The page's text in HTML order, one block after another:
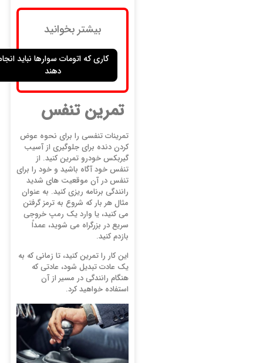
بیشتر بخوانید
کاری که اتومات سوارها نباید انجام
تمرین تنفس
تمرینات تنفسی را برای نحوه عوض
کردن دنده برای جلوگیری از آسیب
گیربکس خودرو تمرین کنید. از
تنفس خود آگاه باشید و خود را برای
تنفس در آن موقعیت های شدید
رانندگی برنامه ریزی کنید. به عنوان
مثال هر بار که شروع به ترمز گرفتن
می کنید، یا وارد یک رمپ خروجی
سریع در بزرگراه می شوید، عمداً
بازدم کنید.
این کار را تمرین کنید، تا زمانی که به
یک عادت تبدیل شود، عادتی که
هنگام رانندگی در مسیر از آن
استفاده خواهید کرد.